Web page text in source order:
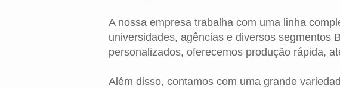
A nossa empresa trabalha com uma linha
universidades, agências e diversos segmentos
personalizados, oferecemos produção rápida,
Além disso, contamos com uma grande